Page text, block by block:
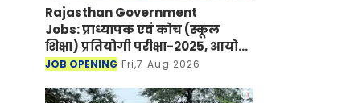
Rajasthan Government
Jobs: प्राध्यापक एवं कोच (स्कूल
शिक्षा) प्रतियोगी परीक्षा-2025, आयोग
ने जारी की हिंदी विषय की विचारित
JOB OPENING Fri,7 Aug 2026